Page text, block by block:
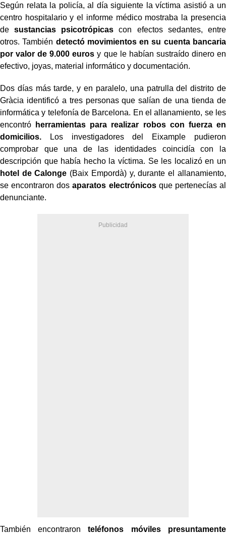
Según relata la policía, al día siguiente la víctima asistió a un
centro hospitalario y el informe médico mostraba la presencia
desustancias psicotrópicas con efectos sedantes, entre
otros. También detectó movimientos en su cuenta bancaria
por valor de 9.000 euros y que le habían sustraído dinero en
efectivo, joyas, material informático y documentación.
Dos días más tarde, y en paralelo, una patrulla del distrito de
Gràcia identificó a tres personas que salían de una tienda de
informática y telefonía de Barcelona. En el allanamiento, se les
encontró herramientas para realizar robos con fuerza en
domicilios. Los investigadores del Eixample pudieron
comprobar que una de las identidades coincidía con la
descripción que había hecho la víctima. Se les localizó en un
hotel de Calonge (Baix Empordà) y, durante el allanamiento,
se encontraron dosaparatos electrónicosque pertenecías al
denunciante.
También encontraron teléfonos móviles presuntamente